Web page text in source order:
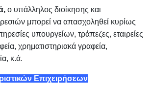
ο υπάλληλος διοίκησης και
μπορεί να απασχοληθεί κυρίως
υπουργείων, τράπεζες, εταιρείες
χρηματιστηριακά γραφεία,
κ.ά.
Επιχειρήσεων